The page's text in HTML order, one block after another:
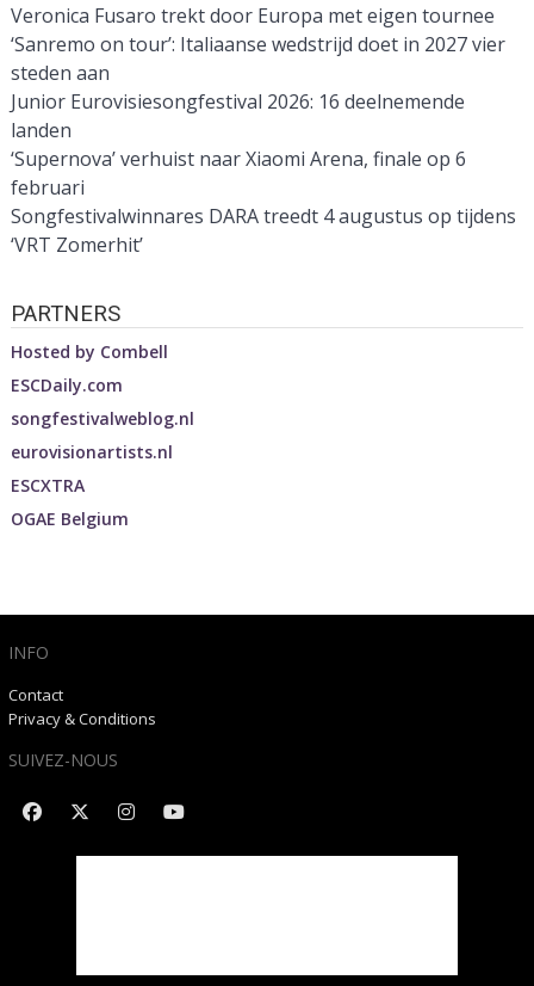
Veronica Fusaro trekt door Europa met eigen tournee
‘Sanremo on tour’: Italiaanse wedstrijd doet in 2027 vier
steden aan
Junior Eurovisiesongfestival 2026: 16 deelnemende
landen
‘Supernova’ verhuist naar Xiaomi Arena, finale op 6
februari
Songfestivalwinnares DARA treedt 4 augustus op tijdens
‘VRT Zomerhit’
PARTNERS
Hosted by Combell
ESCDaily.com
songfestivalweblog.nl
eurovisionartists.nl
ESCXTRA
OGAE Belgium
INFO
Contact
Privacy & Conditions
SUIVEZ-NOUS